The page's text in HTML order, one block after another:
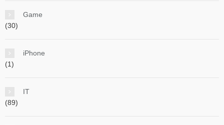
Game
(30)
iPhone
(1)
IT
(89)